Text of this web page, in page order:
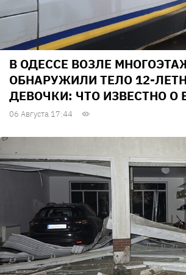
В ОДЕССЕ ВОЗЛЕ
ОБНАРУЖИЛИ ТЕЛО 12-
ДЕВОЧКИ: ЧТО ИЗВЕСТНО О
06 Августа 17:44